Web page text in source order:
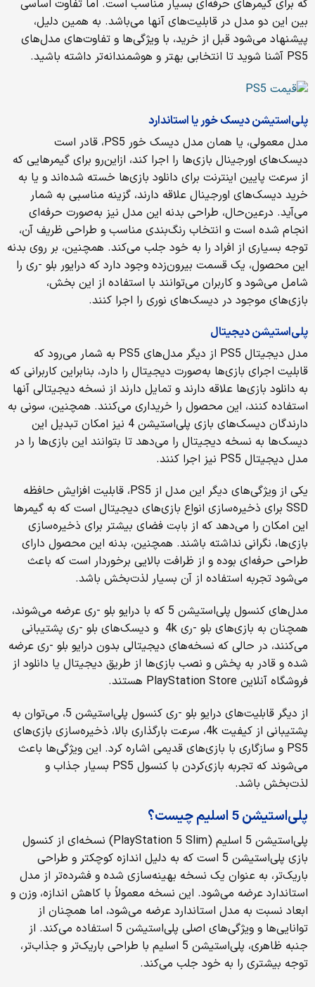
که برای گیمرهای حرفه‌ای بسیار مناسب است. اما تفاوت اساسی
بین این دو مدل در قابلیت‌های آنها می‌باشد. به همین دلیل،
پیشنهاد می‌شود قبل از خرید، با ویژگی‌ها و تفاوت‌های مدل‌های
PS5 آشنا شوید تا انتخابی بهتر و هوشمندانه‌تر داشته باشید.
پلی‌استیشن دیسک خور یا استاندارد
مدل معمولی، یا همان مدل دیسک خور PS5، قادر است
دیسک‌های اورجینال بازی‌ها را اجرا کند، ازاین‌رو برای گیمرهایی که
از سرعت پایین اینترنت برای دانلود بازی‌ها خسته شده‌اند و یا به
خرید دیسک‌های اورجینال علاقه دارند، گزینه مناسبی به شمار
می‌آید. درعین‌حال، طراحی بدنه‌ این مدل نیز به‌صورت حرفه‌ای
انجام شده است و انتخاب رنگ‌بندی مناسب و طراحی ظریف آن،
توجه بسیاری از افراد را به خود جلب می‌کند. همچنین، بر روی بدنه
این محصول، یک قسمت بیرون‌زده وجود دارد که درایور بلو -ری را
شامل می‌شود و کاربران می‌توانند با استفاده از این بخش،
بازی‌های موجود در دیسک‌های نوری را اجرا کنند.
پلی‌استیشن دیجیتال
مدل دیجیتال PS5 از دیگر مدل‌های PS5 به شمار می‌رود که
قابلیت اجرای بازی‌ها به‌صورت دیجیتال را دارد، بنابراین کاربرانی که
به دانلود بازی‌ها علاقه دارند و تمایل دارند از نسخه دیجیتالی آنها
استفاده کنند، این محصول را خریداری می‌کنند. همچنین، سونی به
دارندگان دیسک‌های بازی پلی‌استیشن 4 نیز امکان تبدیل این
دیسک‌ها به نسخه دیجیتال را می‌دهد تا بتوانند این بازی‌ها را در
مدل دیجیتال PS5 نیز اجرا کنند.
یکی از ویژگی‌های دیگر این مدل از PS5، قابلیت افزایش حافظه
SSD برای ذخیره‌سازی انواع بازی‌های دیجیتال است که به گیمرها
این امکان را می‌دهد که از بابت فضای بیشتر برای ذخیره‌سازی
بازی‌ها، نگرانی نداشته باشند. همچنین، بدنه‌ این محصول دارای
طراحی حرفه‌ای بوده و از ظرافت بالایی برخوردار است که باعث
می‌شود تجربه استفاده از آن بسیار لذت‌بخش باشد.
مدل‌های کنسول پلی‌استیشن 5 که با درایو بلو -ری عرضه می‌شوند،
همچنان به بازی‌های بلو -ری 4k و دیسک‌های بلو -ری پشتیبانی
می‌کنند، در حالی که نسخه‌های دیجیتالی بدون درایو بلو -ری عرضه
شده و قادر به پخش و نصب بازی‌ها از طریق دیجیتال یا دانلود از
فروشگاه آنلاین PlayStation Store هستند.
از دیگر قابلیت‌های درایو بلو -ری کنسول پلی‌استیشن 5، می‌توان به
پشتیبانی از کیفیت 4k، سرعت بارگذاری بالا، ذخیره‌سازی بازی‌های
PS5 و سازگاری با بازی‌های قدیمی اشاره کرد. این ویژگی‌ها باعث
می‌شوند که تجربه بازی‌کردن با کنسول PS5 بسیار جذاب و
لذت‌بخش باشد.
پلی‌استیشن 5 اسلیم چیست؟
پلی‌استیشن 5 اسلیم (PlayStation 5 Slim) نسخه‌ای از کنسول
بازی پلی‌استیشن 5 است که به دلیل اندازه کوچکتر و طراحی
باریک‌تر، به عنوان یک نسخه بهینه‌سازی شده و فشرده‌تر از مدل
استاندارد عرضه می‌شود. این نسخه معمولاً با کاهش اندازه، وزن و
ابعاد نسبت به مدل استاندارد عرضه می‌شود، اما همچنان از
توانایی‌ها و ویژگی‌های اصلی پلی‌استیشن 5 استفاده می‌کند. از
جنبه ظاهری، پلی‌استیشن 5 اسلیم با طراحی باریک‌تر و جذاب‌تر،
توجه بیشتری را به خود جلب می‌کند.